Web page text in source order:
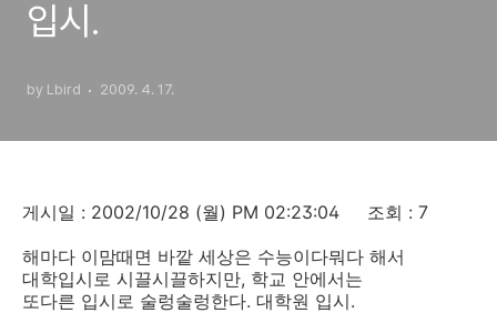
입시.
by Lbird 2009. 4. 17.
게시일 : 2002/10/28 (월) PM 02:23:04 조회 : 7
해마다 이맘때면 바깥 세상은 수능이다뭐다 해서
대학입시로 시끌시끌하지만, 학교 안에서는
또다른 입시로 술렁술렁한다. 대학원 입시.